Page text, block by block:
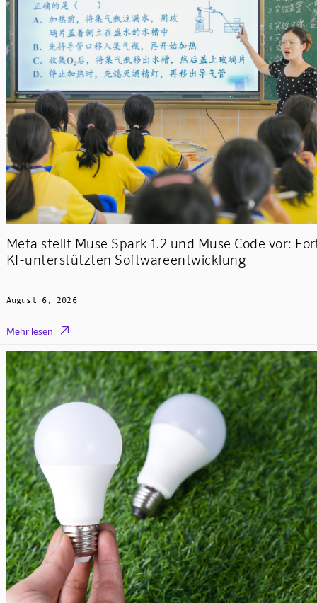
Meta stellt Muse Spark 1.2 und Muse Code vor:
KI-unterstützten Softwareentwicklung
August 6, 2026
Mehr lesen 